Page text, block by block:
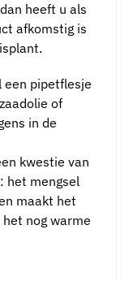
heeft u als
afkomstig is
een pipetflesje
of
in de
kwestie van
het mengsel
maakt het
nog warme